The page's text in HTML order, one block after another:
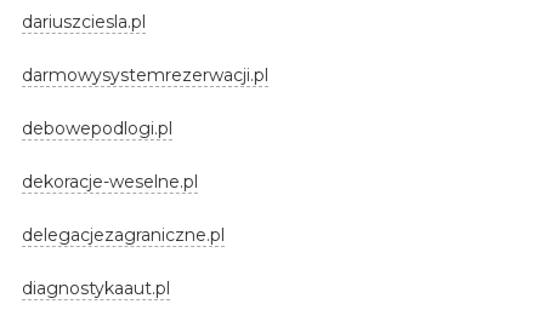
dariuszciesla.pl
darmowysystemrezerwacji.pl
debowepodlogi.pl
dekoracje-weselne.pl
delegacjezagraniczne.pl
diagnostykaaut.pl